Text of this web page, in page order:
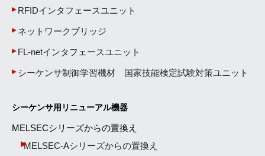
RFIDインタフェースユニット
ネットワークブリッジ
FL-netインタフェースユニット
シーケンサ制御学習機材 国家技能検定試験対策ユニット
シーケンサ用リニューアル機器
MELSECシリーズからの置換え
MELSEC-Aシリーズからの置換え